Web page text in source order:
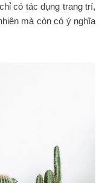
có tác dụng trang trí,
mà còn có ý nghĩa